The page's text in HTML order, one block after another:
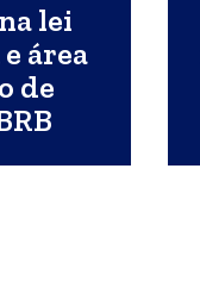
lei
área
de